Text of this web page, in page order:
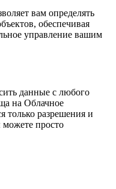
вам определять
обеспечивая
управление вашим
данные с любого
на Облачное
разрешения и
просто